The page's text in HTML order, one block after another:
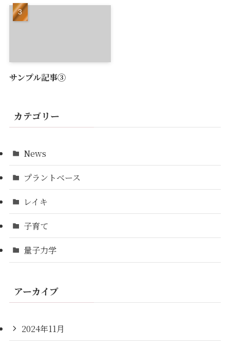
サンプル記事③
カテゴリー
News
プラントベース
レイキ
子育て
量子力学
アーカイブ
2024年11月